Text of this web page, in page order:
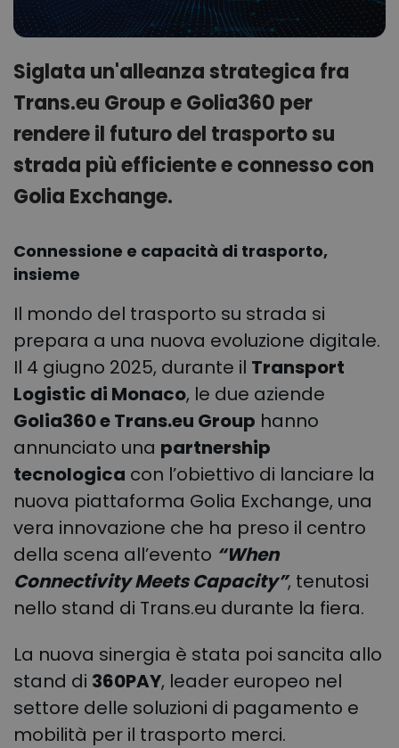
Siglata un'alleanza strategica fra
Trans.eu Group e Golia360 per
rendere il futuro del trasporto su
strada più efficiente e connesso con
Golia Exchange.
Connessione e capacità di trasporto,
insieme
Il mondo del trasporto su strada si
prepara a una nuova evoluzione digitale.
Il 4 giugno 2025, durante il Transport
Logistic di Monaco, le due aziende
Golia360 e Trans.eu Group hanno
annunciato una partnership
tecnologica con l’obiettivo di lanciare la
nuova piattaforma Golia Exchange, una
vera innovazione che ha preso il centro
della scena all’evento “When
Connectivity Meets Capacity”, tenutosi
nello stand di Trans.eu durante la fiera.
La nuova sinergia è stata poi sancita allo
stand di 360PAY, leader europeo nel
settore delle soluzioni di pagamento e
mobilità per il trasporto merci.